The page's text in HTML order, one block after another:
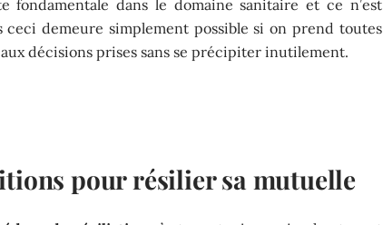
fondamentale dans le domaine sanitaire et ce n’est
ceci demeure simplement possible si on prend toutes
décisions prises sans se précipiter inutilement.
pour résilier sa mutuelle